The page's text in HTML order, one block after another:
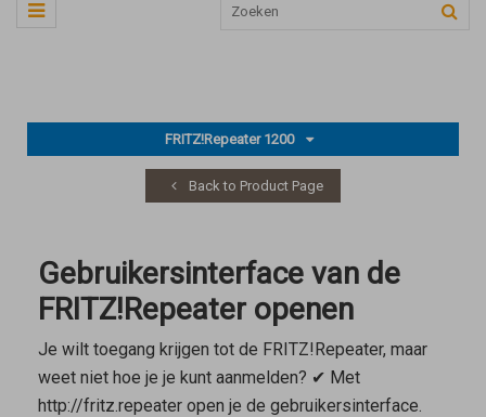
FRITZ!Repeater 1200
Back to Product Page
Gebruikersinterface van de
FRITZ!Repeater openen
Je wilt toegang krijgen tot de FRITZ!Repeater, maar
weet niet hoe je je kunt aanmelden? ✔ Met
http://fritz.repeater open je de gebruikersinterface.